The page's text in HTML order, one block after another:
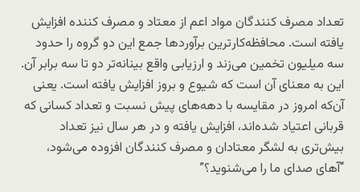
تعداد مصرف کنندگان مواد اعم از معتاد و مصرف کننده افزایش
یافته است. محافظه‌کار‌ترین برآوردها جمع این دو گروه را حدود
سه میلیون تخمین می‌زند و ارزیابی واقع بینانه‌تر دو تا سه برابر آن.
این به معنای آن است که شیوع و بروز افزایش یافته است. یعنی
آن‌که امروز در مقایسه با دهه‌های پیش نسبت و تعداد کسانی که
قربانی اعتیاد شده‌اند، افزایش یافته و در هر سال نیز تعداد
بیش‌تری به لشگر معتادان و مصرف کنندگان افزوده می‌شود،
“آهای صدای ما را می‌شنوید؟”